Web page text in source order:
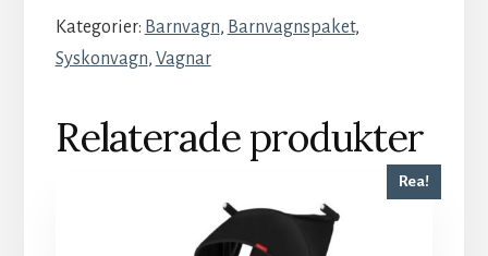
Kategorier: Barnvagn, Barnvagnspaket,
Syskonvagn, Vagnar
Relaterade produkter
Rea!